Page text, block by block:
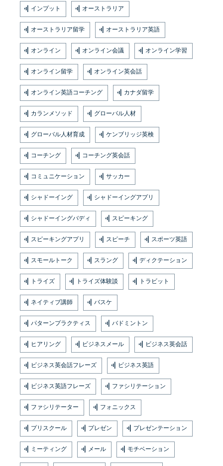
インプット オーストラリア
オーストラリア留学 オーストラリア英語
オンライン オンライン会議 オンライン学習
オンライン留学 オンライン英会話
オンライン英語コーチング カナダ留学
カランメソッド グローバル人材
グローバル人材育成 ケンブリッジ英検
コーチング コーチング英会話
コミュニケーション サッカー
シャドーイング シャドーイングアプリ
シャドーイングバディ スピーキング
スピーキングアプリ スピーチ スポーツ英語
スモールトーク スラング ディクテーション
トライズ トライズ体験談 トラビット
ネイティブ講師 バスケ
パターンプラクティス バドミントン
ヒアリング ビジネスメール ビジネス英会話
ビジネス英会話フレーズ ビジネス英語
ビジネス英語フレーズ ファシリテーション
ファシリテーター フォニックス
プリスクール プレゼン プレゼンテーション
ミーティング メール モチベーション